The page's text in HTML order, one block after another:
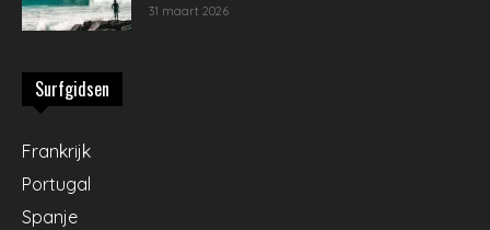
31 maart 2026
Surfgidsen
Frankrijk
Portugal
Spanje